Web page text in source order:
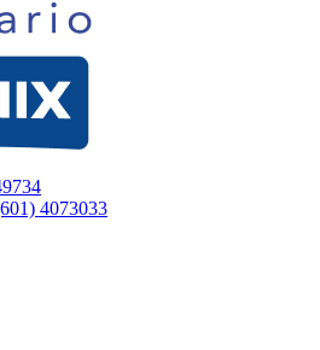
4073033